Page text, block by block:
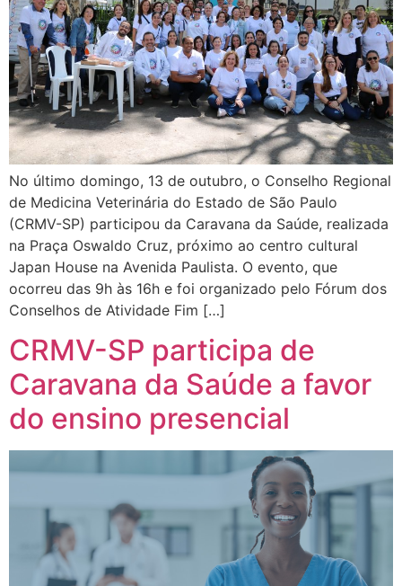
No último domingo, 13 de outubro, o Conselho Regional
de Medicina Veterinária do Estado de São Paulo
(CRMV-SP) participou da Caravana da Saúde, realizada
na Praça Oswaldo Cruz, próximo ao centro cultural
Japan House na Avenida Paulista. O evento, que
ocorreu das 9h às 16h e foi organizado pelo Fórum dos
Conselhos de Atividade Fim […]
CRMV-SP participa de
Caravana da Saúde a favor
do ensino presencial